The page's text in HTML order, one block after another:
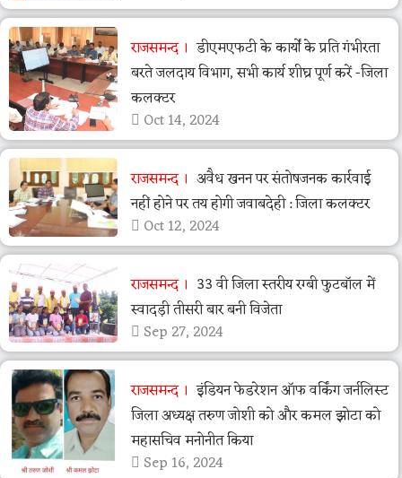
राजसमन्द
डीएमएफटी के कार्यों के प्रति गंभीरता
बरते जलदाय विभाग, सभी कार्य शीघ्र पूर्ण करें -जिला
कलक्टर
Oct 14, 2024
राजसमन्द
अवैध खनन पर संतोषजनक कार्रवाई
नहीं होने पर तय होगी जवाबदेही : जिला कलक्टर
Oct 12, 2024
राजसमन्द
33 वी जिला स्तरीय रग्बी फुटबॉल में
स्वादड़ी तीसरी बार बनी विजेता
Sep 27, 2024
राजसमन्द
इंडियन फेडरेशन ऑफ वर्किंग जर्नलिस्ट
जिला अध्यक्ष तरुण जोशी को और कमल झोटा को
महासचिव मनोनीत किया
Sep 16, 2024